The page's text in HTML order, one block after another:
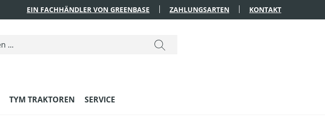
EIN FACHHÄNDLER VON GREENBASE ZAHLUNGSARTEN KONTAKT
TYM TRAKTOREN SERVICE